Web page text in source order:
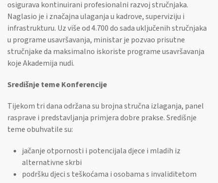
osigurava kontinuirani profesionalni razvoj stručnjaka.
Naglasio je i značajna ulaganja u kadrove, superviziju i
infrastrukturu. Uz više od 4.700 do sada uključenih stručnjaka
u programe usavršavanja, ministar je pozvao prisutne
stručnjake da maksimalno iskoriste programe usavršavanja
koje Akademija nudi.
Središnje teme Konferencije
Tijekom tri dana održana su brojna stručna izlaganja, panel
rasprave i predstavljanja primjera dobre prakse. Središnje
teme obuhvatile su:
jačanje otpornosti i potencijala djece i mladih iz
alternativne skrbi
podršku djeci s teškoćama i osobama s invaliditetom